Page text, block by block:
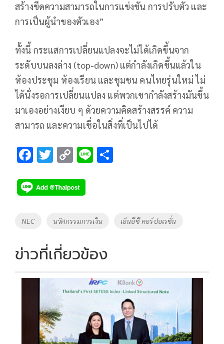
สร้างขีดความสามารถในการแข่งขัน การปรับตัว และ
การเป็นผู้นำของตัวเอง”
ทั้งนี้ กระแสการเปลี่ยนแปลงจะไม่ได้เกิดขึ้นจาก
ระดับบนลงล่าง (top-down) แต่กำลังเกิดขึ้นแล้วใน
ห้องประชุม ห้องเรียน และชุมชน คนไทยรุ่นใหม่ ไม่
ได้นั่งรอการเปลี่ยนแปลง แต่พวกเขากำลังสร้างมันขึ้น
มาเองอย่างเงียบ ๆ ด้วยความคิดสร้างสรรค์ ความ
สามารถ และความเชื่อในสิ่งที่เป็นไปได้
F
e
b
o
k
T
tt
er
C
p
y
Li
k
Li
Tags
NEC นวัตกรรมการเงิน เอ็นอีซี คอร์ปอเรชั่น
ข่าวที่เกี่ยวข้อง